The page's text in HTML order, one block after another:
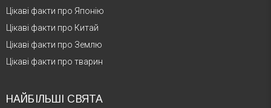
Цікаві факти про Японію
Цікаві факти про Китай
Цікаві факти про Землю
Цікаві факти про тварин
НАЙБІЛЬШІ СВЯТА